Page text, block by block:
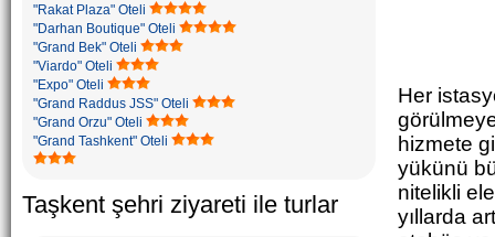
"Rakat Plaza" Oteli
"Darhan Boutique" Oteli
"Grand Bek" Oteli
"Viardo" Oteli
"Expo" Oteli
"Grand Raddus JSS" Oteli
"Grand Orzu" Oteli
"Grand Tashkent" Oteli
Taşkent şehri ziyareti ile turlar
Her
hizmete
yükünü
nitelikli
yıllarda